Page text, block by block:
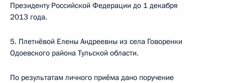
Президенту Российской Федерации до 1 декабря
2013 года.
5. Плетнёвой Елены Андреевны из села Говоренки
Одоевского района Тульской области.
По результатам личного приёма дано поручение